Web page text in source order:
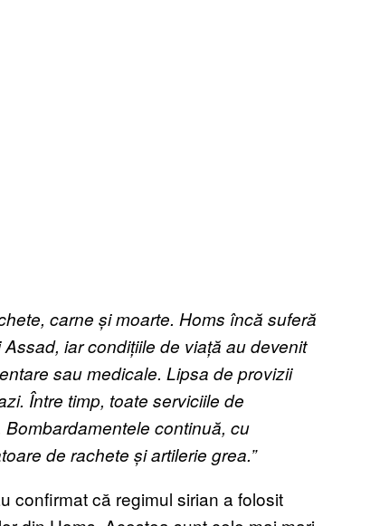
carne și moarte. Homs încă suferă
iar condițiile de viață au devenit
sau medicale. Lipsa de provizii
Între timp, toate serviciile de
continuă, cu
de rachete și artilerie grea.”
confirmat că regimul sirian a folosit